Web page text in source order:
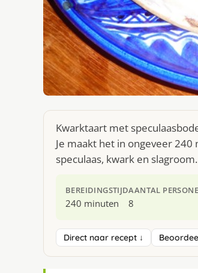
Kwarktaart met
Je maakt het in ongeveer
speculaas, kwark en slagroom.
BEREIDINGSTIJD
240 minuten
AANTAL
8
Direct naar recept ↓